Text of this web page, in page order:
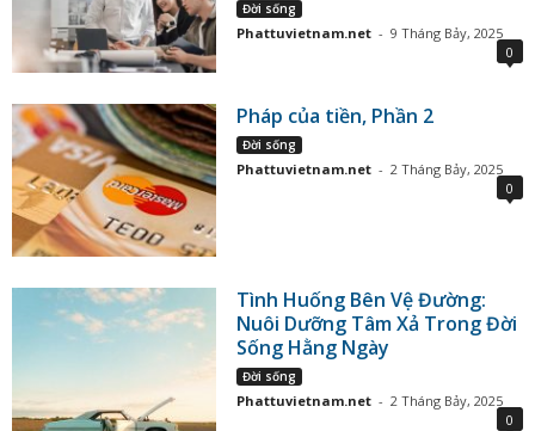
Đời sống
Phattuvietnam.net - 9 Tháng Bảy, 2025
0
Pháp của tiền, Phần 2
Đời sống
Phattuvietnam.net - 2 Tháng Bảy, 2025
0
Tình Huống Bên Vệ Đường:
Nuôi Dưỡng Tâm Xả Trong Đời
Sống Hằng Ngày
Đời sống
Phattuvietnam.net - 2 Tháng Bảy, 2025
0